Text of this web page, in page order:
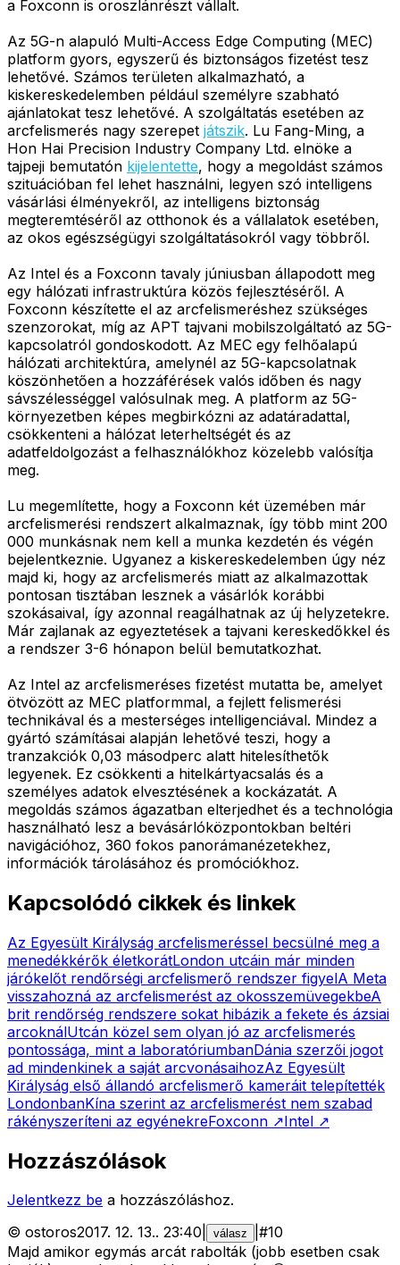
a Foxconn is oroszlánrészt vállalt.
Az 5G-n alapuló Multi-Access Edge Computing (MEC)
platform gyors, egyszerű és biztonságos fizetést tesz
lehetővé. Számos területen alkalmazható, a
kiskereskedelemben például személyre szabható
ajánlatokat tesz lehetővé. A szolgáltatás esetében az
arcfelismerés nagy szerepet játszik. Lu Fang-Ming, a
Hon Hai Precision Industry Company Ltd. elnöke a
tajpeji bemutatón kijelentette, hogy a megoldást számos
szituációban fel lehet használni, legyen szó intelligens
vásárlási élményekről, az intelligens biztonság
megteremtéséről az otthonok és a vállalatok esetében,
az okos egészségügyi szolgáltatásokról vagy többről.
Az Intel és a Foxconn tavaly júniusban állapodott meg
egy hálózati infrastruktúra közös fejlesztéséről. A
Foxconn készítette el az arcfelismeréshez szükséges
szenzorokat, míg az APT tajvani mobilszolgáltató az 5G-
kapcsolatról gondoskodott. Az MEC egy felhőalapú
hálózati architektúra, amelynél az 5G-kapcsolatnak
köszönhetően a hozzáférések valós időben és nagy
sávszélességgel valósulnak meg. A platform az 5G-
környezetben képes megbirkózni az adatáradattal,
csökkenteni a hálózat leterheltségét és az
adatfeldolgozást a felhasználókhoz közelebb valósítja
meg.
Lu megemlítette, hogy a Foxconn két üzemében már
arcfelismerési rendszert alkalmaznak, így több mint 200
000 munkásnak nem kell a munka kezdetén és végén
bejelentkeznie. Ugyanez a kiskereskedelemben úgy néz
majd ki, hogy az arcfelismerés miatt az alkalmazottak
pontosan tisztában lesznek a vásárlók korábbi
szokásaival, így azonnal reagálhatnak az új helyzetekre.
Már zajlanak az egyeztetések a tajvani kereskedőkkel és
a rendszer 3-6 hónapon belül bemutatkozhat.
Az Intel az arcfelismeréses fizetést mutatta be, amelyet
ötvözött az MEC platformmal, a fejlett felismerési
technikával és a mesterséges intelligenciával. Mindez a
gyártó számításai alapján lehetővé teszi, hogy a
tranzakciók 0,03 másodperc alatt hitelesíthetők
legyenek. Ez csökkenti a hitelkártyacsalás és a
személyes adatok elvesztésének a kockázatát. A
megoldás számos ágazatban elterjedhet és a technológia
használható lesz a bevásárlóközpontokban beltéri
navigációhoz, 360 fokos panorámanézetekhez,
információk tárolásához és promóciókhoz.
Kapcsolódó cikkek és linkek
Az Egyesült Királyság arcfelismeréssel becsülné meg a
menedékkérők életkorátLondon utcáin már minden
járókelőt rendőrségi arcfelismerő rendszer figyelA Meta
visszahozná az arcfelismerést az okosszemüvegekbeA
brit rendőrség rendszere sokat hibázik a fekete és ázsiai
arcoknálUtcán közel sem olyan jó az arcfelismerés
pontossága, mint a laboratóriumbanDánia szerzői jogot
ad mindenkinek a saját arcvonásaihozAz Egyesült
Királyság első állandó arcfelismerő kameráit telepítették
LondonbanKína szerint az arcfelismerést nem szabad
rákényszeríteni az egyénekreFoxconn ↗Intel ↗
Hozzászólások
Jelentkezz be a hozzászóláshoz.
© ostoros2017. 12. 13.. 23:40 válasz #10
Majd amikor egymás arcát rabolták (jobb esetben csak